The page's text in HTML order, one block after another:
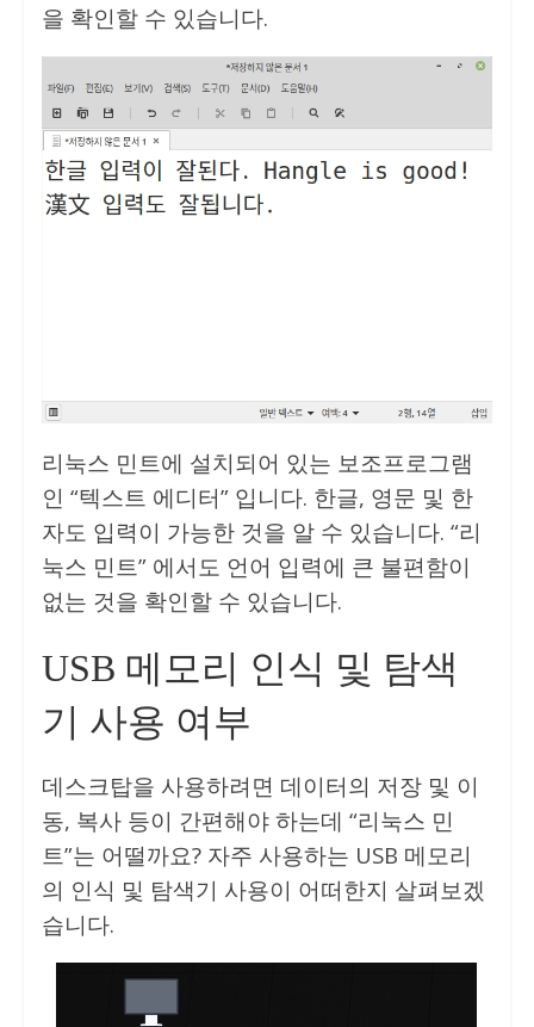
을 확인할 수 있습니다.
리눅스 민트에 설치되어 있는 보조프로그램
인 “텍스트 에디터” 입니다. 한글, 영문 및 한
자도 입력이 가능한 것을 알 수 있습니다. “리
눅스 민트” 에서도 언어 입력에 큰 불편함이
없는 것을 확인할 수 있습니다.
USB 메모리 인식 및 탐색
기 사용 여부
데스크탑을 사용하려면 데이터의 저장 및 이
동, 복사 등이 간편해야 하는데 “리눅스 민
트”는 어떨까요? 자주 사용하는 USB 메모리
의 인식 및 탐색기 사용이 어떠한지 살펴보겠
습니다.